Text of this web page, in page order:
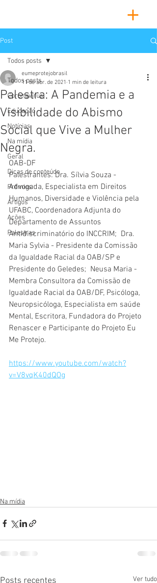
Post
Todos posts
Coronavírus
Educação
Notícias
Na mídia
Geral
Dicas de conteúdo
Prêmios
Artigos
Ações
Palestras
Todos posts
Palestra: A Pandemia e a
Visibilidade do Abismo
Social que Vive a Mulher
Negra.
eumeprotejobrasil
11 de abr. de 2021 1 min de leitura
OAB-DF
Palestrantes: Dra. Sílvia Souza -
Advogada, Especialista em Direitos
Humanos, Diversidade e Violência pela
UFABC, Coordenadora Adjunta do
Departamento de Assuntos
Antidiscriminatório do INCCRIM;  Dra.
Maria Sylvia - Presidente da Comissão
da Igualdade Racial da OAB/SP e
Presidente do Geledes;  Neusa Maria -
Membra Consultora da Comissão de
Igualdade Racial da OAB/DF, Psicóloga,
Neuropsicóloga, Especialista em saúde
Mental, Escritora, Fundadora do Projeto
Renascer e Participante do Projeto Eu
Me Protejo.
https://www.youtube.com/watch?
v=V8vqK40dQOg
Na mídia
Posts recentes Ver tudo